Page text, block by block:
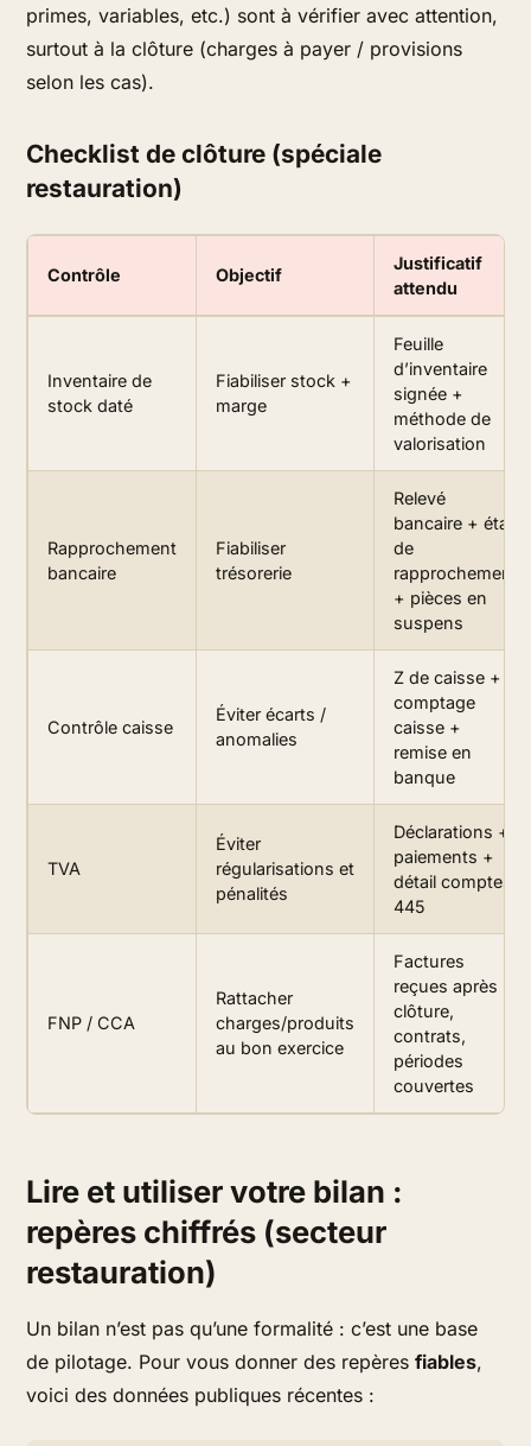
primes, variables, etc.) sont à vérifier avec attention,
surtout à la clôture (charges à payer / provisions
selon les cas).
Checklist de clôture (spéciale
restauration)
Contrôle Objectif
Justificatif
attendu
Inventaire de
stock daté
Fiabiliser stock +
marge
Feuille
d’inventaire
signée +
méthode de
valorisation
Rapprochement
bancaire
Fiabiliser
trésorerie
Relevé
bancaire + état
de
rapprochement
+ pièces en
suspens
Contrôle caisse
Éviter écarts /
anomalies
Z de caisse +
comptage
caisse +
remise en
banque
TVA
Éviter
régularisations et
pénalités
Déclarations +
paiements +
détail comptes
445
FNP / CCA
Rattacher
charges/produits
au bon exercice
Factures
reçues après
clôture,
contrats,
périodes
couvertes
Lire et utiliser votre bilan :
repères chiffrés (secteur
restauration)
Un bilan n’est pas qu’une formalité : c’est une base
de pilotage. Pour vous donner des repèresfiables,
voici des données publiques récentes :